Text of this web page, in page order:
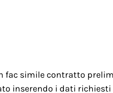
fac simile contratto
inserendo i dati